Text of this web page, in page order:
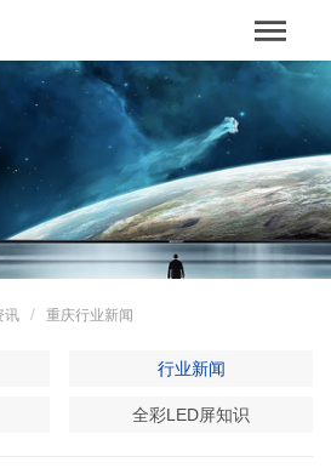
网站首页
关于我们
产品中心
成功案例
讯 重庆行业新闻
行业新闻
全彩LED屏知识